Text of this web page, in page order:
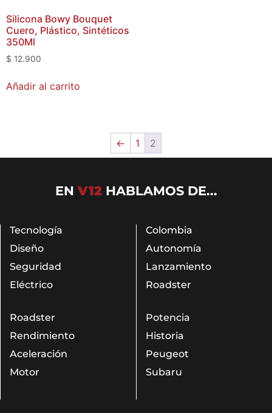
Silicona Bowy Bouquet
Cuero, Plástico, Sintéticos
350Ml
$ 12.900
Añadir al carrito
← 1 2
ENV12HABLAMOS DE...
Tecnología
Diseño
Seguridad
Eléctrico
Colombia
Autonomía
Lanzamiento
Roadster
Roadster
Rendimiento
Aceleración
Motor
Potencia
Historia
Peugeot
Subaru